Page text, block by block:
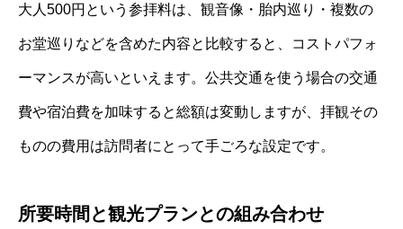
大人500円という参拝料は、観音像・胎内巡り・複数の
お堂巡りなどを含めた内容と比較すると、コストパフォ
ーマンスが高いといえます。公共交通を使う場合の交通
費や宿泊費を加味すると総額は変動しますが、拝観その
ものの費用は訪問者にとって手ごろな設定です。
所要時間と観光プランとの組み合わせ